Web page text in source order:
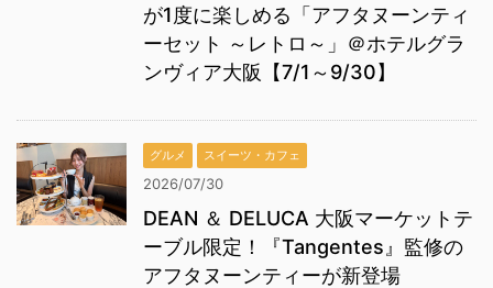
が1度に楽しめる「アフタヌーンティ
ーセット ～レトロ～」＠ホテルグラ
ンヴィア大阪【7/1～9/30】
グルメ スイーツ・カフェ
2026/07/30
DEAN ＆ DELUCA 大阪マーケットテ
ーブル限定！『Tangentes』監修の
アフタヌーンティーが新登場